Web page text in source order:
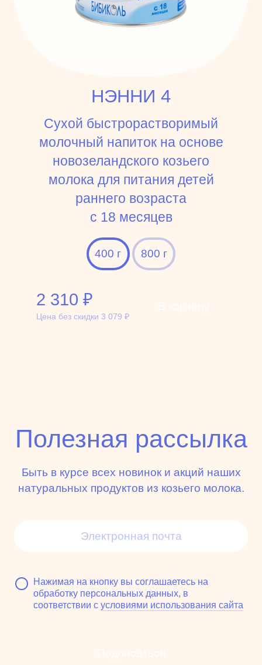
НЭННИ 4
Сухой быстрорастворимый
молочный напиток на основе
новозеландского козьего
молока для питания детей
раннего возраста
с 18 месяцев
400 г 800 г
2 310 ₽
Цена без скидки 3 079 ₽
Полезная рассылка
Быть в курсе всех новинок и акций наших
натуральных продуктов из козьего молока.
Нажимая на кнопку вы соглашаетесь на
обработку персональных данных, в
соответствии сусловиями использования сайта